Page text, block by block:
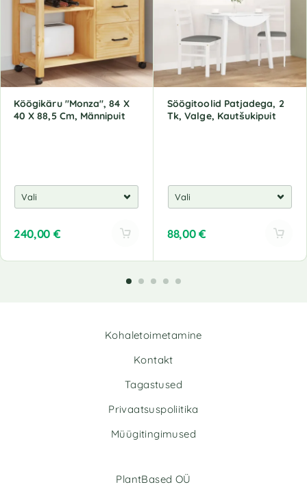
Köögikäru "Monza", 84 X
40 X 88,5 Cm, Männipuit
240,00 €
Söögitoolid Patjadega, 2
Tk, Valge, Kautšukipuit
88,00€
t
a
t
v
:
Kohaletoimetamine
Kontakt
Tagastused
Privaatsuspoliitika
Müügitingimused
PlantBased OÜ